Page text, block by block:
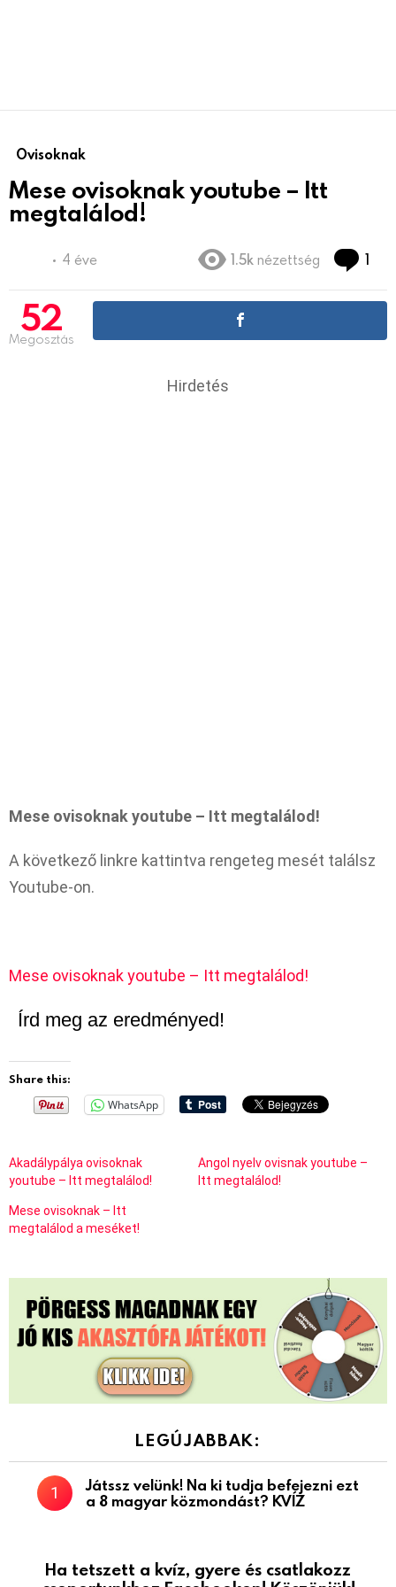
Ovisoknak
Mese ovisoknak youtube – Itt
megtalálod!
4 éve 1.5k nézettség 1
52
Megosztás
Hirdetés
Mese ovisoknak youtube – Itt megtalálod!
A következő linkre kattintva rengeteg mesét találsz
Youtube-on.
Mese ovisoknak youtube – Itt megtalálod!
Írd meg az eredményed!
Share this:
WhatsApp
Akadálypálya ovisoknak
youtube – Itt megtalálod!
Angol nyelv ovisnak youtube –
Itt megtalálod!
Mese ovisoknak – Itt
megtalálod a meséket!
LEGÚJABBAK:
Játssz velünk! Na ki tudja befejezni ezt
a 8 magyar közmondást? KVÍZ
Ha tetszett a kvíz, gyere és csatlakozz